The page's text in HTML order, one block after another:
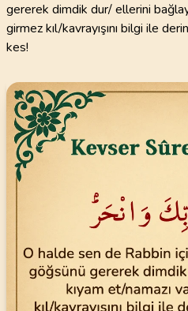
gererek dimdik dur/ ellerini
girmez kıl/kavrayışını bilgi ile
kes!